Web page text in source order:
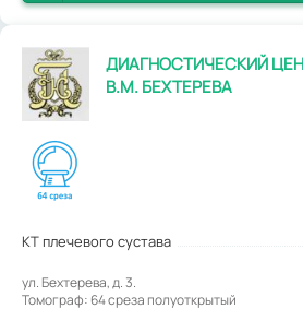
ДИАГНОСТИЧЕСКИЙ
В.М. БЕХТЕРЕВА
КТ плечевого сустава
ул. Бехтерева, д. 3.
Томограф: 64 среза полуоткрытый